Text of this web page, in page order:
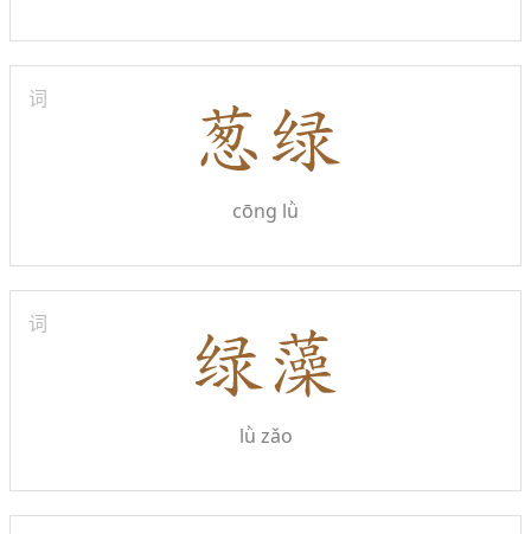
词
cōng lǜ
词
lǜ zǎo